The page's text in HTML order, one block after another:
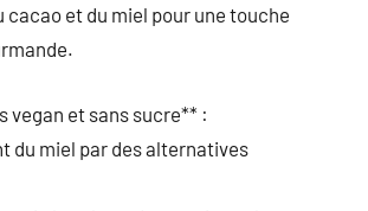
cacao et du miel pour une touche
vegan et sans sucre** :
du miel par des alternatives